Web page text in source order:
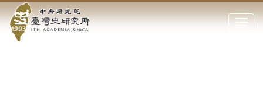
到中
央
點